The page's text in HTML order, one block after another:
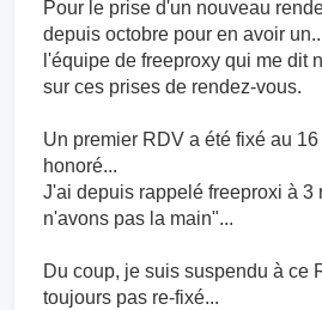
Pour le prise d'un nouveau
depuis octobre pour en avoir
l'équipe de freeproxy qui me dit
sur ces prises de rendez-vous.
Un premier RDV a été fixé au
honoré...
J'ai depuis rappelé freeproxi à 3
n'avons pas la main"...
Du coup, je suis suspendu à ce
toujours pas re-fixé...